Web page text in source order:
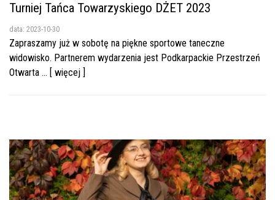
Turniej Tańca Towarzyskiego DŻET 2023
data: 2023-10-30
Zapraszamy już w sobotę na piękne sportowe taneczne
widowisko. Partnerem wydarzenia jest Podkarpackie Przestrzeń
Otwarta ... [ więcej ]